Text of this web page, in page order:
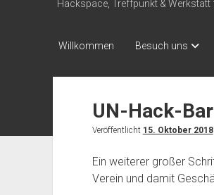
Hackspace, Treffpunkt & Werkstatt
Willkommen Besuch uns
UN-Hack-
Veröffentlicht 15. Oktober 2018
Ein weiterer großer
Verein und damit